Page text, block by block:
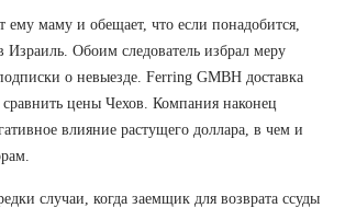
ему маму и обещает, что если понадобится,
Обоим следователь избрал меру
о невыезде. Ferring GMBH доставка
цены Чехов. Компания наконец
влияние растущего доллара, в чем и
случаи, когда заемщик для возврата ссуды